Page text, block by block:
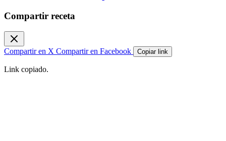
Compartir receta
Compartir en X Compartir en Facebook Copiar link
Link copiado.